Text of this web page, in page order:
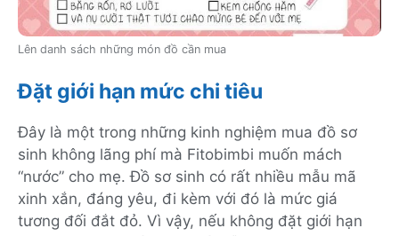
Lên danh sách những món đồ cần mua
Đặt giới hạn mức chi tiêu
Đây là một trong những kinh nghiệm mua đồ sơ
sinh không lãng phí mà Fitobimbi muốn mách
“nước” cho mẹ. Đồ sơ sinh có rất nhiều mẫu mã
xinh xắn, đáng yêu, đi kèm với đó là mức giá
tương đối đắt đỏ. Vì vậy, nếu không đặt giới hạn